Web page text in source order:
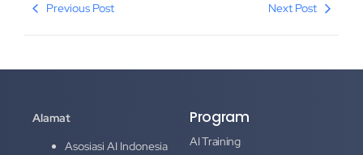
Previous Post Next Post
Alamat
Asosiasi AI Indonesia
Program
AI Training